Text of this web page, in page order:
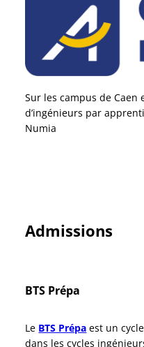
Sur les campus de
d’ingénieurs par
Numia
Admissions
BTS Prépa
Le BTS Prépa est un
dans les cycles